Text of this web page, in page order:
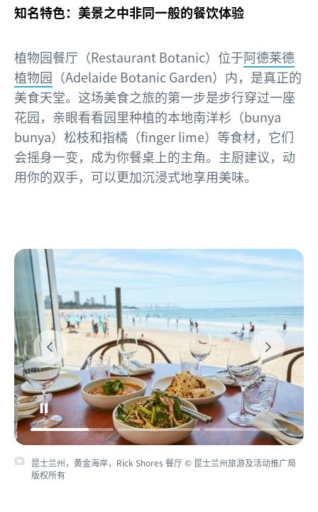
知名特色：美景之中非同一般的餐饮体验
植物园餐厅（Restaurant Botanic）位于阿德莱德
植物园 （Adelaide Botanic Garden）内，是真正的
美食天堂。这场美食之旅的第一步是步行穿过一座
花园，亲眼看看园里种植的本地南洋杉（bunya
bunya）松枝和指橘（finger lime）等食材，它们
会摇身一变，成为你餐桌上的主角。主厨建议，动
用你的双手，可以更加沉浸式地享用美味。
昆士兰州，黄金海岸，Rick Shores 餐厅 © 昆士兰州旅游及活动推广局
版权所有